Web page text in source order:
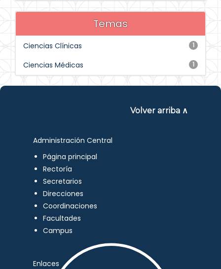
Temas
1
Ciencias Clínicas
1
Ciencias Médicas
Volver arriba ∧
Administración Central
Página principal
Rectoría
Secretarios
Direcciones
Coordinaciones
Facultades
Campus
Enlaces